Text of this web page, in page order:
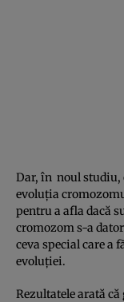
Dar, în noul
evoluţia
pentru a afla dacă
cromozom s-a
ceva special care a
evoluţiei.
Rezultatele arată